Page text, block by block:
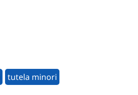
tutela minori